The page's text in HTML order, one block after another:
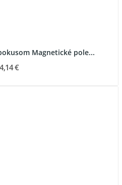
Magnetické pole...
4,14 €